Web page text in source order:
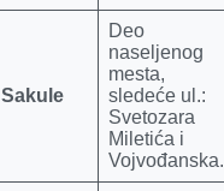
Sakule
Deo
naseljenog
mesta,
sledeće ul.:
Svetozara
Miletića i
Vojvođanska.